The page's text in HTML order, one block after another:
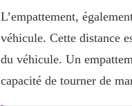
L’empattement,
véhicule. Cette distance
du véhicule. Un
capacité de tourner de